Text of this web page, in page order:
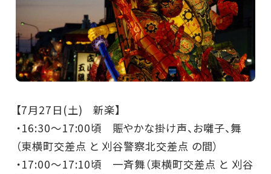
【7月27日(土) 新楽】
・16:30～17:00頃 賑やかな掛け声、お囃子、舞
（東横町交差点 と 刈谷警察北交差点 の間）
・17:00～17:10頃 一斉舞（東横町交差点 と 刈谷